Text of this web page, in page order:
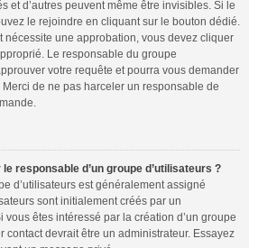
et d’autres peuvent même être invisibles. Si le
le rejoindre en cliquant sur le bouton dédié.
nécessite une approbation, vous devez cliquer
Le responsable du groupe
votre requête et pourra vous demander
de ne pas harceler un responsable de
responsable d’un groupe d’utilisateurs ?
d’utilisateurs est généralement assigné
sont initialement créés par un
vous êtes intéressé par la création d’un groupe
contact devrait être un administrateur. Essayez